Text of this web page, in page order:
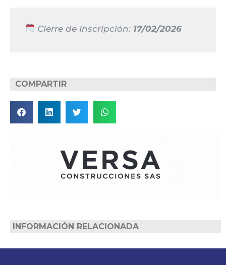
Cierre de Inscripción: 17/02/2026
COMPARTIR
INFORMACIÓN RELACIONADA